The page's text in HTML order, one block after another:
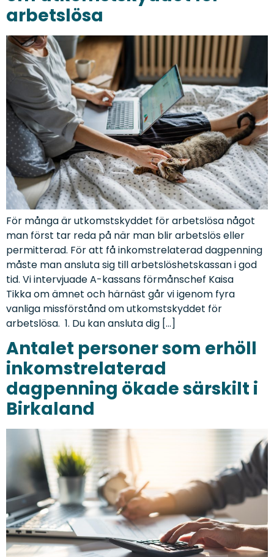
arbetslösa
För många är utkomstskyddet för arbetslösa något
man först tar reda på när man blir arbetslös eller
permitterad. För att få inkomstrelaterad dagpenning
måste man ansluta sig till arbetslöshetskassan i god
tid. Vi intervjuade A-kassans förmånschef Kaisa
Tikka om ämnet och härnäst går vi igenom fyra
vanliga missförstånd om utkomstskyddet för
arbetslösa. 1. Du kan ansluta dig […]
Antalet personer som erhöll
inkomstrelaterad
dagpenning ökade särskilt i
Birkaland